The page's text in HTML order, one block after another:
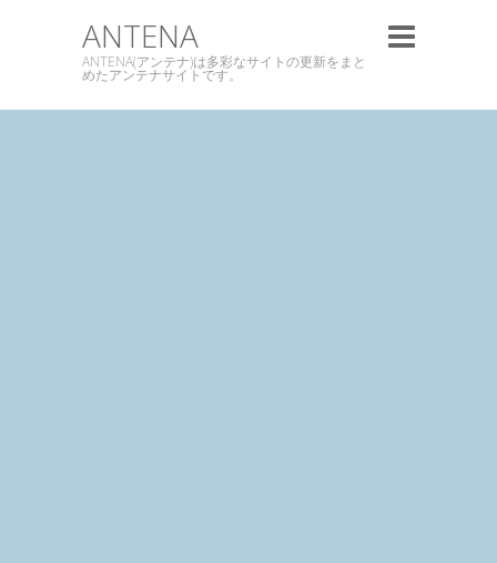
ANTENA
ANTENA(アンテナ)は多彩なサイトの更新をまと
めたアンテナサイトです。